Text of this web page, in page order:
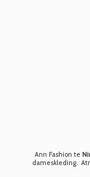
Ann Fashion te
dameskleding.